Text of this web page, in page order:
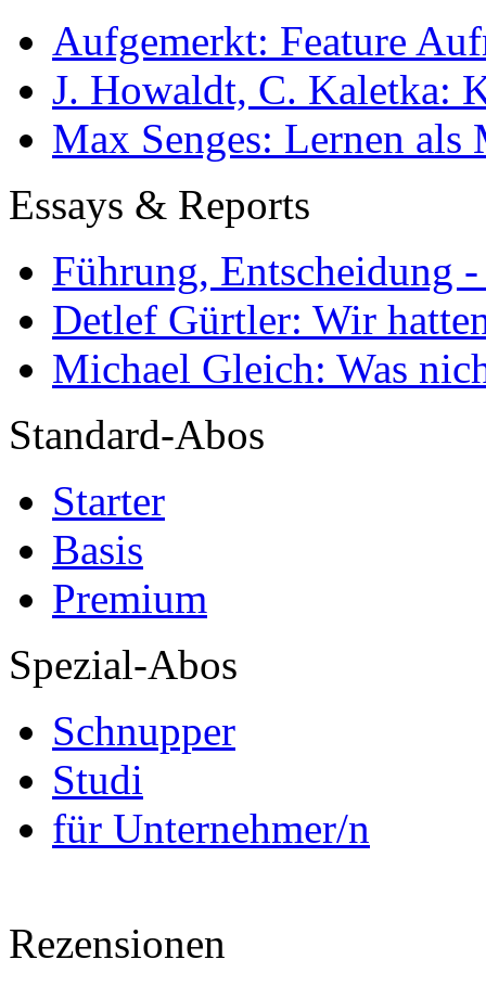
Aufgemerkt: Feature
J. Howaldt, C. Kaletka:
Max Senges: Lernen als
Essays & Reports
Führung, Entscheidung
Detlef Gürtler: Wir
Michael Gleich: Was
Standard-Abos
Starter
Basis
Premium
Spezial-Abos
Schnupper
Studi
für Unternehmer/n
Rezensionen